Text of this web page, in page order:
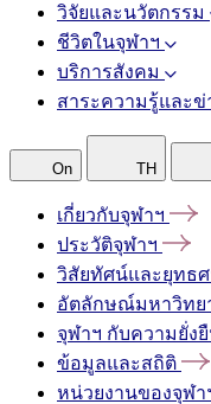
วิจัยและนวัตกรรม
ชีวิตในจุฬาฯ
บริการสังคม
สาระความรู้และข่
On TH
เกี่ยวกับจุฬาฯ
ประวัติจุฬาฯ
วิสัยทัศน์และยุทธ
อัตลักษณ์มหาวิทย
จุฬาฯ กับความยั่ง
ข้อมูลและสถิติ
หน่วยงานของจุฬา